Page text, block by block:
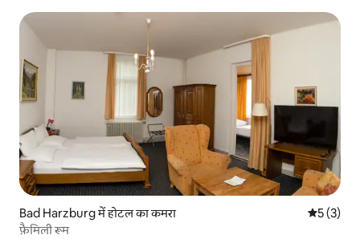
Bad Harzburg में होटल का कमरा औसत रेटिंग
5 (3)
फ़ैमिली रूम